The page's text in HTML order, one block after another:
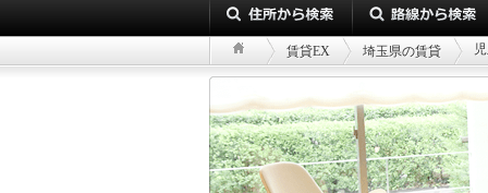
賃貸EX 埼玉県の賃貸